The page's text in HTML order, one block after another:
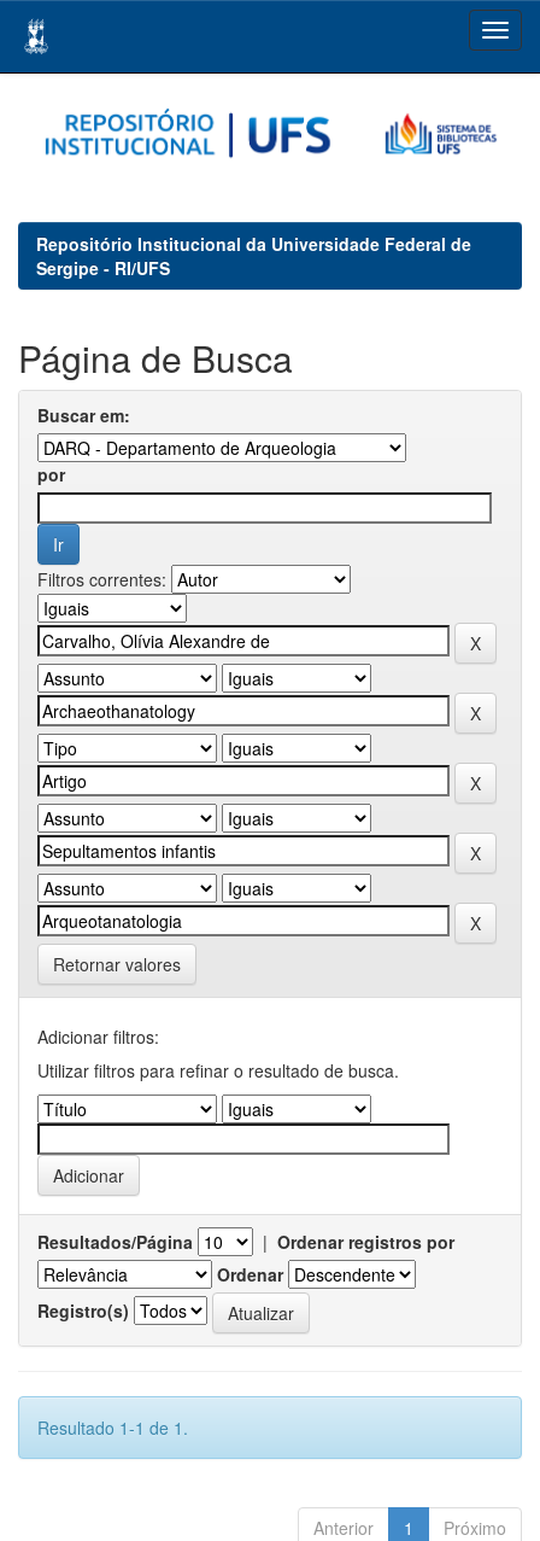
navigation
Repositório Institucional da Universidade Federal de
Sergipe - RI/UFS
Página de Busca
Buscar em:
por
Filtros correntes:
Retornar valores
Adicionar filtros:
Utilizar filtros para refinar o resultado de busca.
Resultados/Página | Ordenar registros por
Ordenar
Registro(s)
Resultado 1-1 de 1.
Anterior 1 Próximo